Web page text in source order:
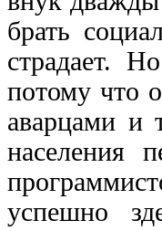
брать
страдает.
потому что
аварцами и
населения
успешно